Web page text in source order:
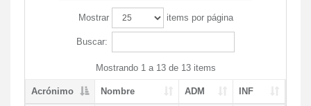
Mostrar items por página
Buscar:
Mostrando 1 a 13 de 13 items
Acrónimo Nombre ADM INF